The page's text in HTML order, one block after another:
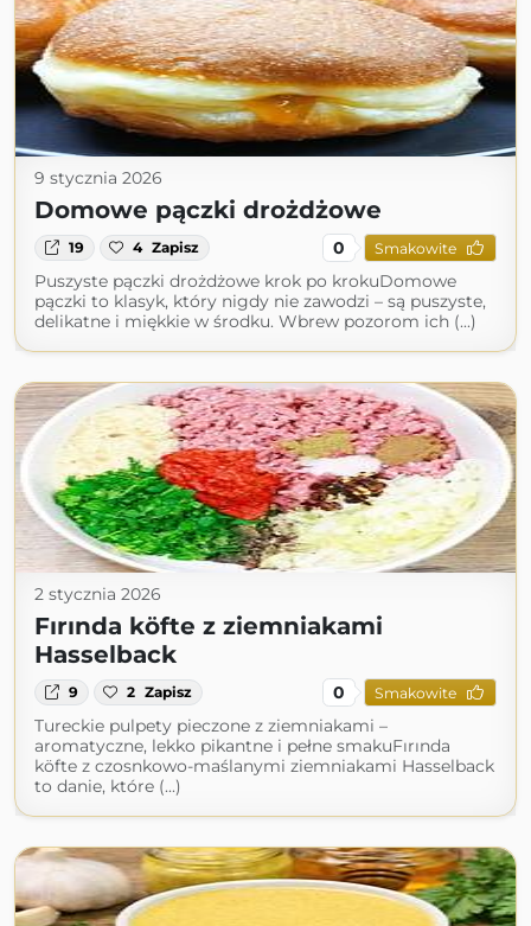
9 stycznia 2026
Domowe pączki drożdżowe
19 4 Zapisz 0 Smakowite
Puszyste pączki drożdżowe krok po krokuDomowe
pączki to klasyk, który nigdy nie zawodzi – są puszyste,
delikatne i miękkie w środku. Wbrew pozorom ich (...)
2 stycznia 2026
Fırında köfte z ziemniakami
Hasselback
9 2 Zapisz 0 Smakowite
Tureckie pulpety pieczone z ziemniakami –
aromatyczne, lekko pikantne i pełne smakuFırında
köfte z czosnkowo-maślanymi ziemniakami Hasselback
to danie, które (...)